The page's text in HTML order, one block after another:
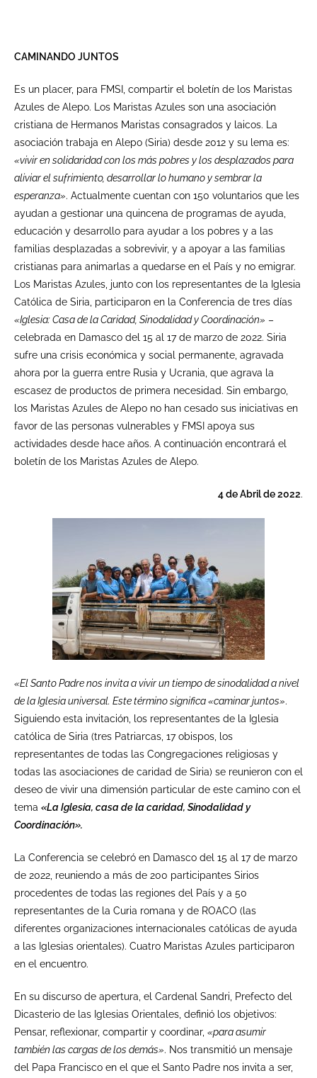
CAMINANDO JUNTOS
Es un placer, para FMSI, compartir el boletín de los Maristas
Azules de Alepo. Los Maristas Azules son una asociación
cristiana de Hermanos Maristas consagrados y laicos. La
asociación trabaja en Alepo (Siria) desde 2012 y su lema es:
«vivir en solidaridad con los más pobres y los desplazados para
aliviar el sufrimiento, desarrollar lo humano y sembrar la
esperanza». Actualmente cuentan con 150 voluntarios que les
ayudan a gestionar una quincena de programas de ayuda,
educación y desarrollo para ayudar a los pobres y a las
familias desplazadas a sobrevivir, y a apoyar a las familias
cristianas para animarlas a quedarse en el País y no emigrar.
Los Maristas Azules, junto con los representantes de la Iglesia
Católica de Siria, participaron en la Conferencia de tres días
«Iglesia: Casa de la Caridad, Sinodalidad y Coordinación» –
celebrada en Damasco del 15 al 17 de marzo de 2022. Siria
sufre una crisis económica y social permanente, agravada
ahora por la guerra entre Rusia y Ucrania, que agrava la
escasez de productos de primera necesidad. Sin embargo,
los Maristas Azules de Alepo no han cesado sus iniciativas en
favor de las personas vulnerables y FMSI apoya sus
actividades desde hace años. A continuación encontrará el
boletín de los Maristas Azules de Alepo.
4 de Abril de 2022.
«El Santo Padre nos invita a vivir un tiempo de sinodalidad a nivel
de la Iglesia universal. Este término significa «caminar juntos».
Siguiendo esta invitación, los representantes de la Iglesia
católica de Siria (tres Patriarcas, 17 obispos, los
representantes de todas las Congregaciones religiosas y
todas las asociaciones de caridad de Siria) se reunieron con el
deseo de vivir una dimensión particular de este camino con el
tema «La Iglesia, casa de la caridad, Sinodalidad y
Coordinación».
La Conferencia se celebró en Damasco del 15 al 17 de marzo
de 2022, reuniendo a más de 200 participantes Sirios
procedentes de todas las regiones del País y a 50
representantes de la Curia romana y de ROACO (las
diferentes organizaciones internacionales católicas de ayuda
a las Iglesias orientales). Cuatro Maristas Azules participaron
en el encuentro.
En su discurso de apertura, el Cardenal Sandri, Prefecto del
Dicasterio de las Iglesias Orientales, definió los objetivos:
Pensar, reflexionar, compartir y coordinar, «para asumir
también las cargas de los demás». Nos transmitió un mensaje
del Papa Francisco en el que el Santo Padre nos invita a ser,